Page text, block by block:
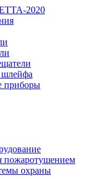
2020
шлейфа
приборы
пожаротушением
охраны